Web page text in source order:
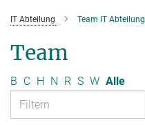
IT Abteilung Team IT Abteilung
Team
B C H N R S W Alle